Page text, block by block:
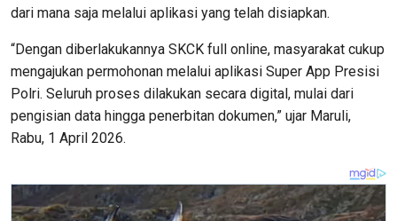
dari mana saja melalui aplikasi yang telah disiapkan.
“Dengan diberlakukannya SKCK full online, masyarakat cukup
mengajukan permohonan melalui aplikasi Super App Presisi
Polri. Seluruh proses dilakukan secara digital, mulai dari
pengisian data hingga penerbitan dokumen,” ujar Maruli,
Rabu, 1 April 2026.